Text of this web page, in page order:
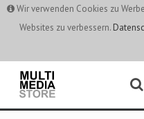
Wir verwenden Cookies zu
Websites zu verbessern.